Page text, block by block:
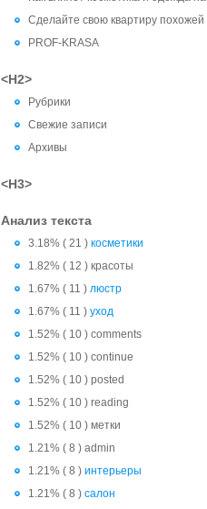
Сделайте свою квартиру
PROF-KRASA
<H2>
Рубрики
Свежие записи
Архивы
<H3>
Анализ текста
3.18% ( 21 ) косметики
1.82% ( 12 ) красоты
1.67% ( 11 ) люстр
1.67% ( 11 ) уход
1.52% ( 10 ) comments
1.52% ( 10 ) continue
1.52% ( 10 ) posted
1.52% ( 10 ) reading
1.52% ( 10 ) метки
1.21% ( 8 ) admin
1.21% ( 8 ) интерьеры
1.21% ( 8 ) салон